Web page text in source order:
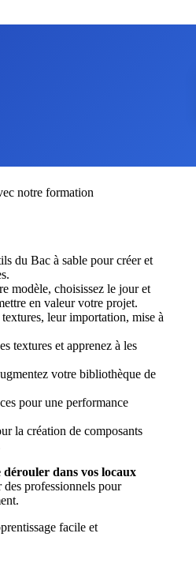
notre formation
du Bac à sable pour créer et
modèle, choisissez le jour et
en valeur votre projet.
leur importation, mise à
textures et apprenez à les
votre bibliothèque de
pour une performance
la création de composants
dérouler dans vos locaux
des professionnels pour
facile et